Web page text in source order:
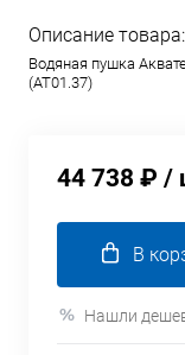
Описание товара:
Водяная пушка
(AT01.37)
44 738 ₽ /
В
Нашли